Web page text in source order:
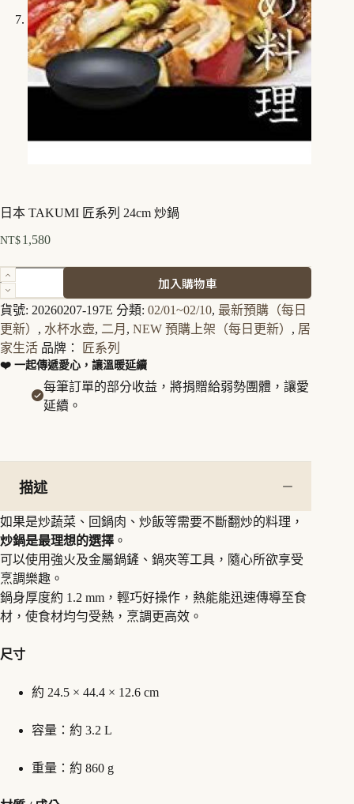
日本 TAKUMI 匠系列 24cm 炒鍋
NT$ 1,580
日
本
TAKUMI
匠
系
列
24cm
加入購物車
貨號: 20260207-197E 分類: 02/01~02/10, 最新預購（每日
更新） , 水杯水壺, 二月 , NEW 預購上架（每日更新） , 居
家生活 品牌： 匠系列
❤️ 一起傳遞愛心，讓溫暖延續
每筆訂單的部分收益，將捐贈給弱勢團體，讓愛
延續。
描述
如果是炒蔬菜、回鍋肉、炒飯等需要不斷翻炒的料理，
炒鍋是最理想的選擇 。
可以使用強火及金屬鍋鏟、鍋夾等工具，隨心所欲享受
烹調樂趣。
鍋身厚度約 1.2 mm，輕巧好操作，熱能能迅速傳導至食
材，使食材均勻受熱，烹調更高效。
尺寸
約 24.5 × 44.4 × 12.6 cm
容量：約 3.2 L
重量：約 860 g